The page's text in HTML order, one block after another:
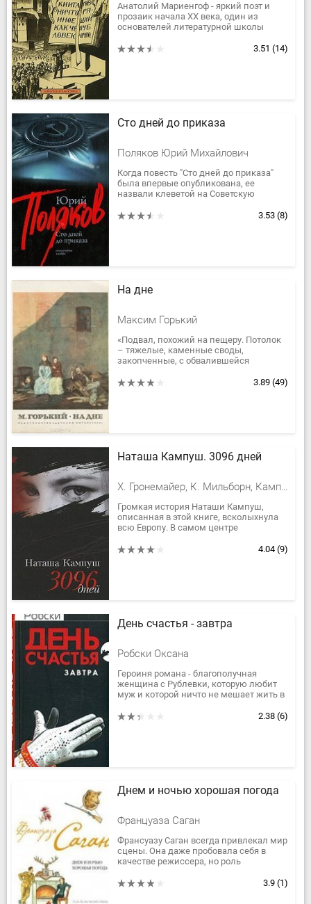
Анатолий Мариенгоф - яркий поэт и
прозаик начала XX века, один из
основателей литературной школы
В.Шершеневич и др. Его проза
3.51 (14)
Сто дней до приказа
Поляков Юрий Михайлович
Когда повесть "Сто дней до приказа"
была впервые опубликована, ее
назвали клеветой на Советскую
обычных мальчишках, на два года...
3.53 (8)
На дне
Максим Горький
«Подвал, похожий на пещеру. Потолок
– тяжелые, каменные своды,
закопченные, с обвалившейся
сверху вниз, – из квадратного окна с
3.89 (49)
Наташа Кампуш. 3096 дней
Х. Гронемайер, К. Мильборн, Кампуш Наташа
Громкая история Наташи Кампуш,
описанная в этой книге, всколыхнула
всю Европу. В самом центре
Австрии маньяк похитил 10-летнюю
4.04 (9)
День счастья - завтра
Робски Оксана
Героиня романа - благополучная
женщина с Рублевки, которую любит
муж и которой ничто не мешает жить в
добра не доведут. К тому же...
2.38 (6)
Днем и ночью хорошая погода
Француаза Саган
Франсуазу Саган всегда привлекал мир
сцены. Она даже пробовала себя в
качестве режиссера, но роль
больший успех.
3.9 (1)